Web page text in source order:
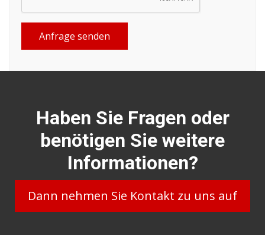
Anfrage senden
Haben Sie Fragen oder
benötigen Sie weitere
Informationen?
Dann nehmen Sie Kontakt zu uns auf